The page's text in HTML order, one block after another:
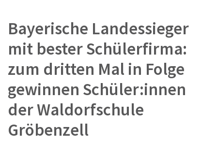
Ausbildung
Freie
Stellen
Aktuelles
Termine
Bayerische Landessieger
mit bester Schülerfirma:
zum dritten Mal in Folge
gewinnen Schüler:innen
der Waldorfschule
Gröbenzell